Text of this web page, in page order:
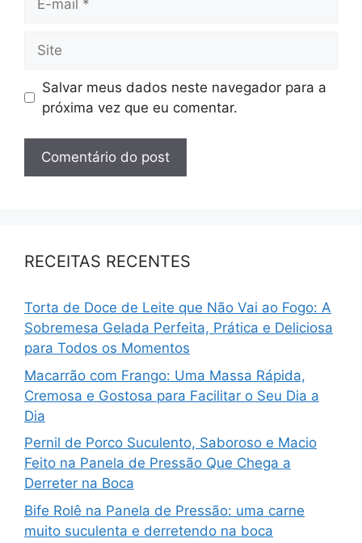
Salvar meus dados neste navegador para a
próxima vez que eu comentar.
RECEITAS RECENTES
Torta de Doce de Leite que Não Vai ao Fogo: A
Sobremesa Gelada Perfeita, Prática e Deliciosa
para Todos os Momentos
Macarrão com Frango: Uma Massa Rápida,
Cremosa e Gostosa para Facilitar o Seu Dia a
Dia
Pernil de Porco Suculento, Saboroso e Macio
Feito na Panela de Pressão Que Chega a
Derreter na Boca
Bife Rolê na Panela de Pressão: uma carne
muito suculenta e derretendo na boca